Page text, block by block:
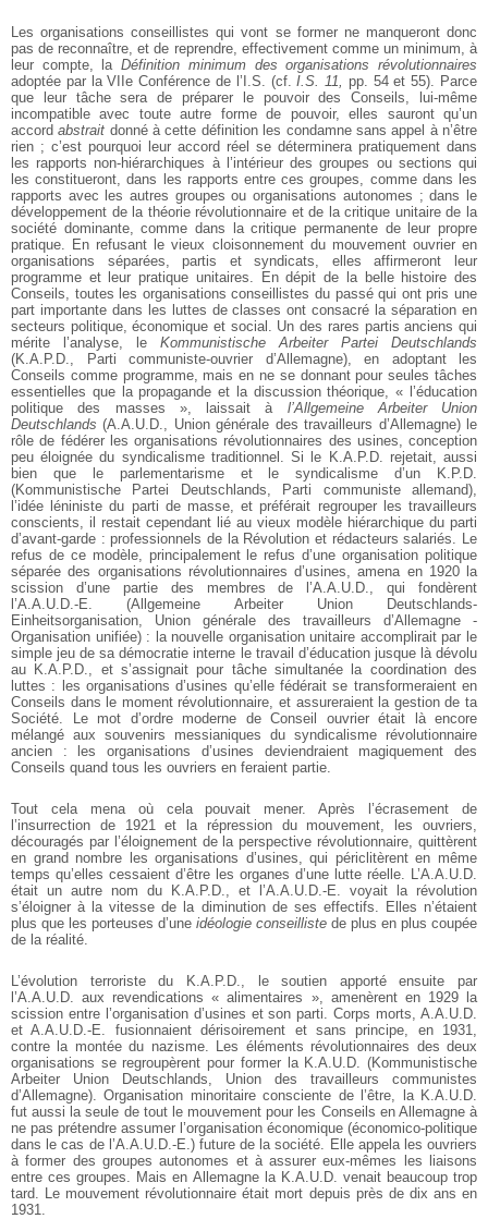
Les organisations conseillistes qui vont se former ne manqueront donc
pas de reconnaître, et de reprendre, effectivement comme un minimum, à
leur compte, laDéfinition minimum des organisations révolutionnaires
adoptée par la VIIe Conférence de l’I.S. (cf.I.S. 11, pp. 54 et 55). Parce
que leur tâche sera de préparer le pouvoir des Conseils, lui-même
incompatible avec toute autre forme de pouvoir, elles sauront qu’un
accordabstrait donné à cette définition les condamne sans appel à n’être
rien ; c’est pourquoi leur accord réel se déterminera pratiquement dans
les rapports non-hiérarchiques à l’intérieur des groupes ou sections qui
les constitueront, dans les rapports entre ces groupes, comme dans les
rapports avec les autres groupes ou organisations autonomes ; dans le
développement de la théorie révolutionnaire et de la critique unitaire de la
société dominante, comme dans la critique permanente de leur propre
pratique. En refusant le vieux cloisonnement du mouvement ouvrier en
organisations séparées, partis et syndicats, elles affirmeront leur
programme et leur pratique unitaires. En dépit de la belle histoire des
Conseils, toutes les organisations conseillistes du passé qui ont pris une
part importante dans les luttes de classes ont consacré la séparation en
secteurs politique, économique et social. Un des rares partis anciens qui
mérite l’analyse, le Kommunistische Arbeiter Partei Deutschlands
(K.A.P.D., Parti communiste-ouvrier d’Allemagne), en adoptant les
Conseils comme programme, mais en ne se donnant pour seules tâches
essentielles que la propagande et la discussion théorique, « l’éducation
politique des masses », laissait à l’Allgemeine Arbeiter Union
Deutschlands(A.A.U.D., Union générale des travailleurs d’Allemagne) le
rôle de fédérer les organisations révolutionnaires des usines, conception
peu éloignée du syndicalisme traditionnel. Si le K.A.P.D. rejetait, aussi
bien que le parlementarisme et le syndicalisme d’un K.P.D.
(Kommunistische Partei Deutschlands, Parti communiste allemand),
l’idée léniniste du parti de masse, et préférait regrouper les travailleurs
conscients, il restait cependant lié au vieux modèle hiérarchique du parti
d’avant-garde : professionnels de la Révolution et rédacteurs salariés. Le
refus de ce modèle, principalement le refus d’une organisation politique
séparée des organisations révolutionnaires d’usines, amena en 1920 la
scission d’une partie des membres de l’A.A.U.D., qui fondèrent
l’A.A.U.D.-E. (Allgemeine Arbeiter Union Deutschlands-
Einheitsorganisation, Union générale des travailleurs d’Allemagne -
Organisation unifiée) : la nouvelle organisation unitaire accomplirait par le
simple jeu de sa démocratie interne le travail d’éducation jusque là dévolu
au K.A.P.D., et s’assignait pour tâche simultanée la coordination des
luttes : les organisations d’usines qu’elle fédérait se transformeraient en
Conseils dans le moment révolutionnaire, et assureraient la gestion de ta
Société. Le mot d’ordre moderne de Conseil ouvrier était là encore
mélangé aux souvenirs messianiques du syndicalisme révolutionnaire
ancien : les organisations d’usines deviendraient magiquement des
Conseils quand tous les ouvriers en feraient partie.
Tout cela mena où cela pouvait mener. Après l’écrasement de
l’insurrection de 1921 et la répression du mouvement, les ouvriers,
découragés par l’éloignement de la perspective révolutionnaire, quittèrent
en grand nombre les organisations d’usines, qui périclitèrent en même
temps qu’elles cessaient d’être les organes d’une lutte réelle. L’A.A.U.D.
était un autre nom du K.A.P.D., et l’A.A.U.D.-E. voyait la révolution
s’éloigner à la vitesse de la diminution de ses effectifs. Elles n’étaient
plus que les porteuses d’une idéologie conseilliste de plus en plus coupée
de la réalité.
L’évolution terroriste du K.A.P.D., le soutien apporté ensuite par
l’A.A.U.D. aux revendications « alimentaires », amenèrent en 1929 la
scission entre l’organisation d’usines et son parti. Corps morts, A.A.U.D.
et A.A.U.D.-E. fusionnaient dérisoirement et sans principe, en 1931,
contre la montée du nazisme. Les éléments révolutionnaires des deux
organisations se regroupèrent pour former la K.A.U.D. (Kommunistische
Arbeiter Union Deutschlands, Union des travailleurs communistes
d’Allemagne). Organisation minoritaire consciente de l’être, la K.A.U.D.
fut aussi la seule de tout le mouvement pour les Conseils en Allemagne à
ne pas prétendre assumer l’organisation économique (économico-politique
dans le cas de l’A.A.U.D.-E.) future de la société. Elle appela les ouvriers
à former des groupes autonomes et à assurer eux-mêmes les liaisons
entre ces groupes. Mais en Allemagne la K.A.U.D. venait beaucoup trop
tard. Le mouvement révolutionnaire était mort depuis près de dix ans en
1931.